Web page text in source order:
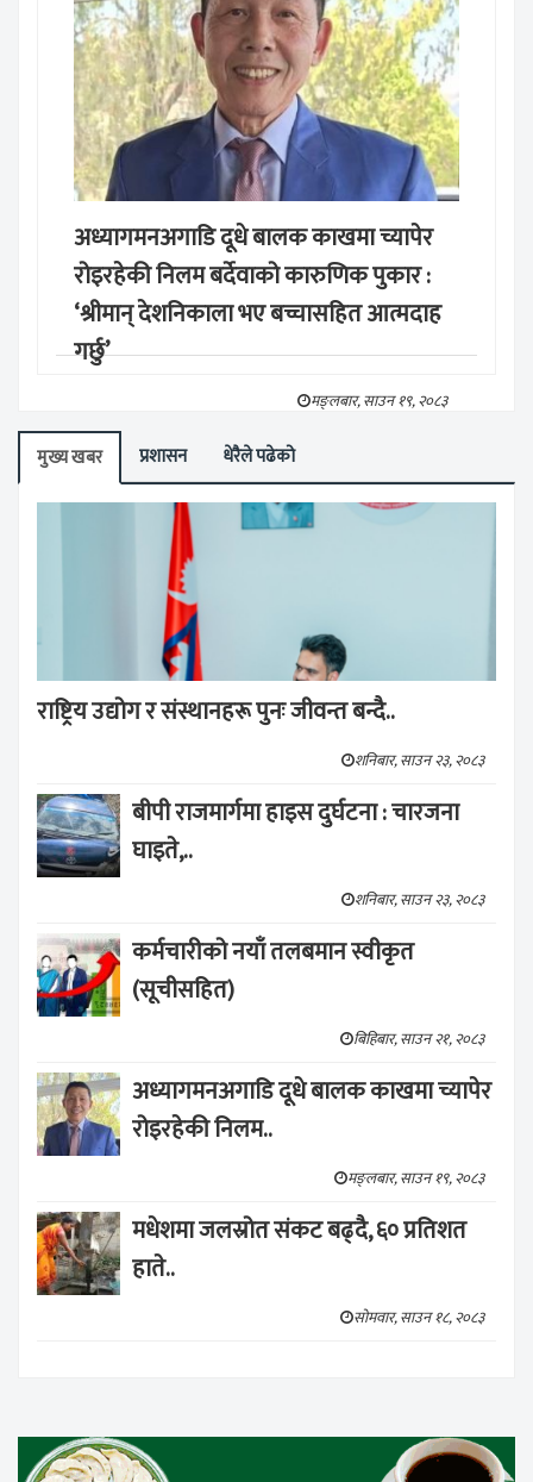
अध्यागमनअगाडि दूधे बालक काखमा च्यापेर
रोइरहेकी निलम बर्देवाको कारुणिक पुकार :
‘श्रीमान् देशनिकाला भए बच्चासहित आत्मदाह
गर्छु’
मङ्लबार, साउन १९, २०८३
मुख्य खबर प्रशासन धेरैले पढेको
राष्ट्रिय उद्योग र संस्थानहरू पुनः जीवन्त बन्दै..
शनिबार, साउन २३, २०८३
बीपी राजमार्गमा हाइस दुर्घटना : चारजना
घाइते,..
शनिबार, साउन २३, २०८३
कर्मचारीको नयाँ तलबमान स्वीकृत
(सूचीसहित)
बिहिबार, साउन २१, २०८३
अध्यागमनअगाडि दूधे बालक काखमा च्यापेर
रोइरहेकी निलम..
मङ्लबार, साउन १९, २०८३
मधेशमा जलस्रोत संकट बढ्दै, ६० प्रतिशत
हाते..
सोमवार, साउन १८, २०८३